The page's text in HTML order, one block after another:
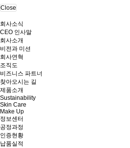
Close
회사소식
CEO 인사말
회사소개
비전과 미션
회사연혁
조직도
비즈니스 파트너
찾아오시는 길
제품소개
Sustainability
Skin Care
Make Up
정보센터
공정과정
인증현황
납품실적